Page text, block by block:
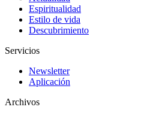
Espiritualidad
Estilo de vida
Descubrimiento
Servicios
Newsletter
Aplicación
Archivos